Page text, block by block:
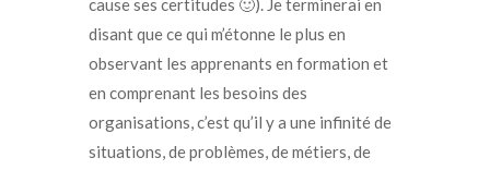
cause ses certitudes 🙂). Je terminerai en
disant que ce qui m’étonne le plus en
observant les apprenants en formation et
en comprenant les besoins des
organisations, c’est qu’il y a une infinité de
situations, de problèmes, de métiers, de